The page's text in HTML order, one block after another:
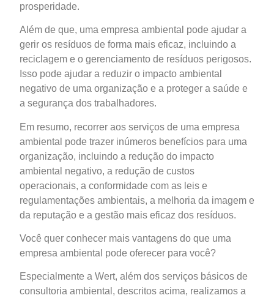
prosperidade.
Além de que, uma empresa ambiental pode ajudar a
gerir os resíduos de forma mais eficaz, incluindo a
reciclagem e o gerenciamento de resíduos perigosos.
Isso pode ajudar a reduzir o impacto ambiental
negativo de uma organização e a proteger a saúde e
a segurança dos trabalhadores.
Em resumo, recorrer aos serviços de uma empresa
ambiental pode trazer inúmeros benefícios para uma
organização, incluindo a redução do impacto
ambiental negativo, a redução de custos
operacionais, a conformidade com as leis e
regulamentações ambientais, a melhoria da imagem e
da reputação e a gestão mais eficaz dos resíduos.
Você quer conhecer mais vantagens do que uma
empresa ambiental pode oferecer para você?
Especialmente a Wert, além dos serviços básicos de
consultoria ambiental, descritos acima, realizamos a